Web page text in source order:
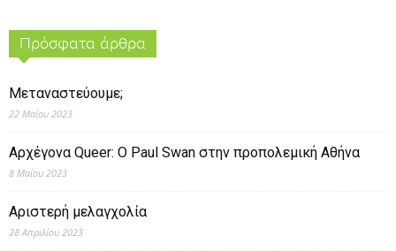
Πρόσφατα άρθρα
Μεταναστεύουμε;
22 Μαΐου 2023
Αρχέγονα Queer: O Paul Swan στην προπολεμική Αθήνα
8 Μαΐου 2023
Αριστερή μελαγχολία
28 Απριλίου 2023